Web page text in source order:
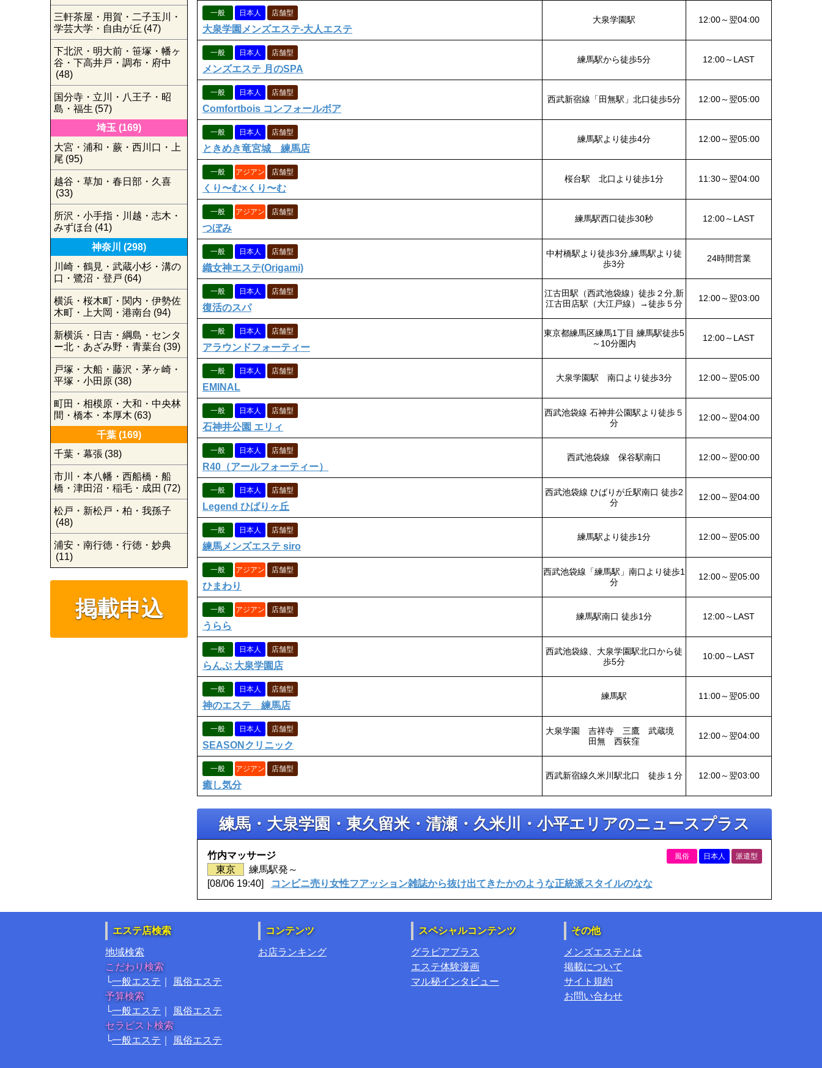
三軒茶屋・用賀・二子玉川・
学芸大学・自由が丘 (47)
下北沢・明大前・笹塚・幡ヶ
谷・下高井戸・調布・府中
(48)
国分寺・立川・八王子・昭
島・福生 (57)
埼玉 (169)
大宮・浦和・蕨・西川口・上
尾 (95)
越谷・草加・春日部・久喜
(33)
所沢・小手指・川越・志木・
みずほ台 (41)
神奈川
(298)
川崎・鶴見・武蔵小杉・溝の
口・鷺沼・登戸 (64)
横浜・桜木町・関内・伊勢佐
木町・上大岡・港南台 (94)
新横浜・日吉・綱島・センタ
ー北・あざみ野・青葉台 (39)
戸塚・大船・藤沢・茅ヶ崎・
平塚・小田原 (38)
町田・相模原・大和・中央林
間・橋本・本厚木 (63)
千葉 (169)
千葉・幕張 (38)
市川・本八幡・西船橋・船
橋・津田沼・稲毛・成田 (72)
松戸・新松戸・柏・我孫子
(48)
浦安・南行徳・行徳・妙典
(11)
掲載申込
一般 日本人 店舗型
大泉学園メンズエステ-大人エステ
大泉学園駅 12:00～翌04:00
一般 日本人 店舗型
メンズエステ 月のSPA
練馬駅から徒歩5分 12:00～LAST
一般 日本人 店舗型
Comfortbois コンフォールボア
西武新宿線「田無駅」北口徒歩5分 12:00～翌05:00
一般 日本人 店舗型
ときめき竜宮城 練馬店
練馬駅より徒歩4分 12:00～翌05:00
一般 アジアン 店舗型
くり〜む×くり〜む
桜台駅 北口より徒歩1分 11:30～翌04:00
一般 アジアン 店舗型
つぼみ
練馬駅西口徒歩30秒 12:00～LAST
一般 日本人 店舗型
織女神エステ(Origami)
中村橋駅より徒歩3分,練馬駅より徒
歩3分
24時間営業
一般 日本人 店舗型
復活のスパ
江古田駅（西武池袋線）徒歩２分,新
江古田店駅（大江戸線）→徒歩５分
12:00～翌03:00
一般 日本人 店舗型
アラウンドフォーティー
東京都練馬区練馬1丁目 練馬駅徒歩5
～10分圏内
12:00～LAST
一般 日本人 店舗型
EMINAL
大泉学園駅 南口より徒歩3分 12:00～翌05:00
一般 日本人 店舗型
石神井公園 エリィ
西武池袋線 石神井公園駅より徒歩５
分
12:00～翌04:00
一般 日本人 店舗型
R40（アールフォーティー）
西武池袋線 保谷駅南口 12:00～翌00:00
一般 日本人 店舗型
Legend ひばりヶ丘
西武池袋線 ひばりが丘駅南口 徒歩2
分
12:00～翌04:00
一般 日本人 店舗型
練馬メンズエステ siro
練馬駅より徒歩1分 12:00～翌05:00
一般 アジアン 店舗型
ひまわり
西武池袋線「練馬駅」南口より徒歩1
分
12:00～翌05:00
一般 アジアン 店舗型
うらら
練馬駅南口 徒歩1分 12:00～LAST
一般 日本人 店舗型
らんぷ 大泉学園店
西武池袋線、大泉学園駅北口から徒
歩5分
10:00～LAST
一般 日本人 店舗型
神のエステ 練馬店
練馬駅 11:00～翌05:00
一般 日本人 店舗型
SEASONクリニック
大泉学園 吉祥寺 三鷹 武蔵境
田無 西荻窪
12:00～翌04:00
一般 アジアン 店舗型
癒し気分
西武新宿線久米川駅北口 徒歩１分 12:00～翌03:00
練馬・大泉学園・東久留米・清瀬・久米川・小平エリアのニュースプラス
竹内マッサージ
東京
練馬駅発～
コンビニ売り女性フアッション雑誌から抜け出てきたかのような正統派スタイルのなな
08/06 19:40
風俗 日本人 派遣型
エステ店検索
地域検索
こだわり検索
一般エステ
風俗エステ
予算検索
一般エステ
風俗エステ
セラピスト検索
一般エステ
風俗エステ
コンテンツ
お店ランキング
スペシャルコンテンツ
グラビアプラス
エステ体験漫画
マル秘インタビュー
その他
メンズエステとは
掲載について
サイト規約
お問い合わせ